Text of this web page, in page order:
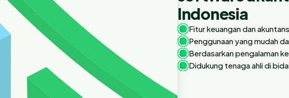
Indonesia
Fitur keuangan dan
Penggunaan yang mudah
Berdasarkan pengalaman
Didukung tenaga ahli di